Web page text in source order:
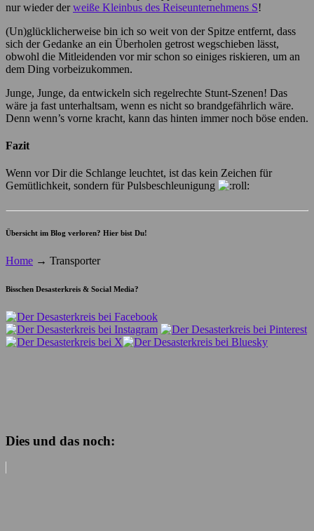
nur wieder derweiße Kleinbus des Reiseunternehmens S!
(Un)glücklicherweise bin ich so weit von der Spitze entfernt, dass
sich der Gedanke an ein Überholen getrost wegschieben lässt,
obwohl die Mitleidenden vor mir schon so einiges riskieren, um an
dem Ding vorbeizukommen.
Junge, Junge, da entwickeln sich regelrechte Stunt-Szenen! Das
wäre ja fast unterhaltsam, wenn es nicht so brandgefährlich wäre.
Denn wenn’s vorne kracht, kann das hinten immer noch böse enden.
Fazit
Wenn vor Dir die Schlange leuchtet, ist das kein Zeichen für
Gemütlichkeit, sondern für Pulsbeschleunigung
Übersicht im Blog verloren? Hier bist Du!
Home → Transporter
Bisschen Desasterkreis & Social Media?
Dies und das noch: